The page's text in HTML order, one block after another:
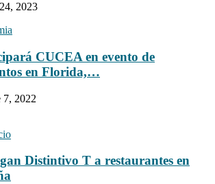
2023
CUCEA en evento de
en Florida,…
7, 2022
Distintivo T a restaurantes en